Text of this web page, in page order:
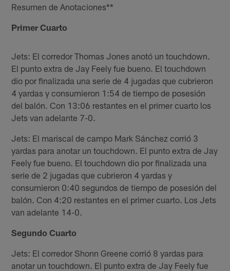
Resumen de Anotaciones**
Primer Cuarto
Jets: El corredor Thomas Jones anotó un touchdown.
El punto extra de Jay Feely fue bueno. El touchdown
dio por finalizada una serie de 4 jugadas que cubrieron
4 yardas y consumieron 1:54 de tiempo de posesión
del balón. Con 13:06 restantes en el primer cuarto los
Jets van adelante 7-0.
Jets: El mariscal de campo Mark Sánchez corrió 3
yardas para anotar un touchdown. El punto extra de Jay
Feely fue bueno. El touchdown dio por finalizada una
serie de 2 jugadas que cubrieron 4 yardas y
consumieron 0:40 segundos de tiempo de posesión del
balón. Con 4:20 restantes en el primer cuarto. Los Jets
van adelante 14-0.
Segundo Cuarto
Jets: El corredor Shonn Greene corrió 8 yardas para
anotar un touchdown. El punto extra de Jay Feely fue